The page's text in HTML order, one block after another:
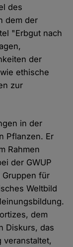
des
dem der
"Erbgut nach
der
ethische
zur
in der
Pflanzen. Er
Rahmen
der GWUP
für
Weltbild
dem
Diskurs, das
veranstaltet,